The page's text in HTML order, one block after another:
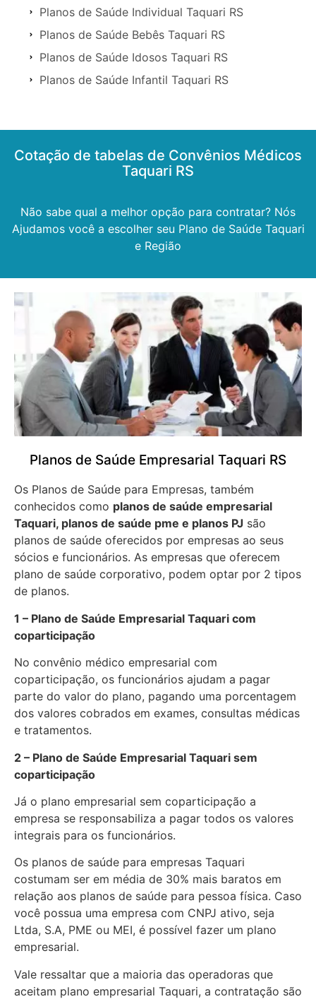
Planos de Saúde Individual Taquari RS
Planos de Saúde Bebês Taquari RS
Planos de Saúde Idosos Taquari RS
Planos de Saúde Infantil Taquari RS
Cotação de tabelas de Convênios Médicos
Taquari RS
Não sabe qual a melhor opção para contratar? Nós
Ajudamos você a escolher seu Plano de Saúde Taquari
e Região
Planos de Saúde Empresarial Taquari RS
Os Planos de Saúde para Empresas, também
conhecidos como planos de saúde empresarial
Taquari, planos de saúde pme e planos PJ são
planos de saúde oferecidos por empresas ao seus
sócios e funcionários. As empresas que oferecem
plano de saúde corporativo, podem optar por 2 tipos
de planos.
1 – Plano de Saúde Empresarial Taquari com
coparticipação
No convênio médico empresarial com
coparticipação, os funcionários ajudam a pagar
parte do valor do plano, pagando uma porcentagem
dos valores cobrados em exames, consultas médicas
e tratamentos.
2 – Plano de Saúde Empresarial Taquari sem
coparticipação
Já o plano empresarial sem coparticipação a
empresa se responsabiliza a pagar todos os valores
integrais para os funcionários.
Os planos de saúde para empresas Taquari
costumam ser em média de 30% mais baratos em
relação aos planos de saúde para pessoa física. Caso
você possua uma empresa com CNPJ ativo, seja
Ltda, S.A, PME ou MEI, é possível fazer um plano
empresarial.
Vale ressaltar que a maioria das operadoras que
aceitam plano empresarial Taquari, a contratação são